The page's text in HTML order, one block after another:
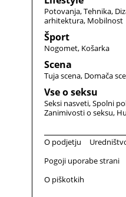
Potovanja Tehnika
arhitektura Mobilnost
Šport
Nogomet Košarka
Scena
Tuja scena Domača
Vse o seksu
Seksi nasveti Spolni
Zanimivosti o seksu
O podjetju
Pogoji uporabe strani
O piškotkih